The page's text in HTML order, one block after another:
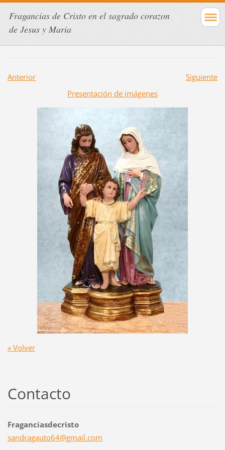
Fragancias de Cristo en el sagrado corazon
de Jesus y Maria
Anterior
Siguiente
Presentación de imágenes
« Volver
Contacto
Fraganciasdecristo
sandragauto64@gmail.com